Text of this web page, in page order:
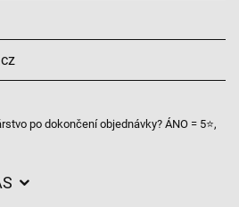
po dokončení objednávky? ÁNO = 5⭐,